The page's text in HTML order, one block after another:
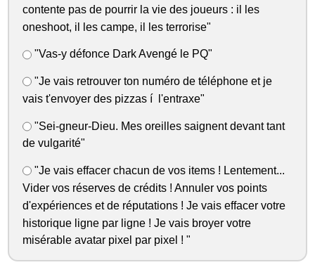
contente pas de pourrir la vie des joueurs : il les
oneshoot, il les campe, il les terrorise"
"Vas-y défonce Dark Avengé le PQ"
"Je vais retrouver ton numéro de téléphone et je
vais t'envoyer des pizzas í l'entraxe"
"Sei-gneur-Dieu. Mes oreilles saignent devant tant
de vulgarité"
"Je vais effacer chacun de vos items ! Lentement...
Vider vos réserves de crédits ! Annuler vos points
d'expériences et de réputations ! Je vais effacer votre
historique ligne par ligne ! Je vais broyer votre
misérable avatar pixel par pixel ! "